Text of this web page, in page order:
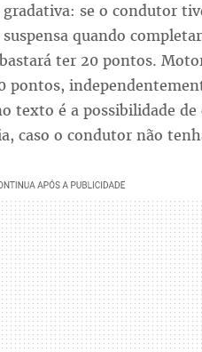
se o condutor
quando
ter 20 pontos.
pontos,
texto é a possibilidade
caso o condutor não